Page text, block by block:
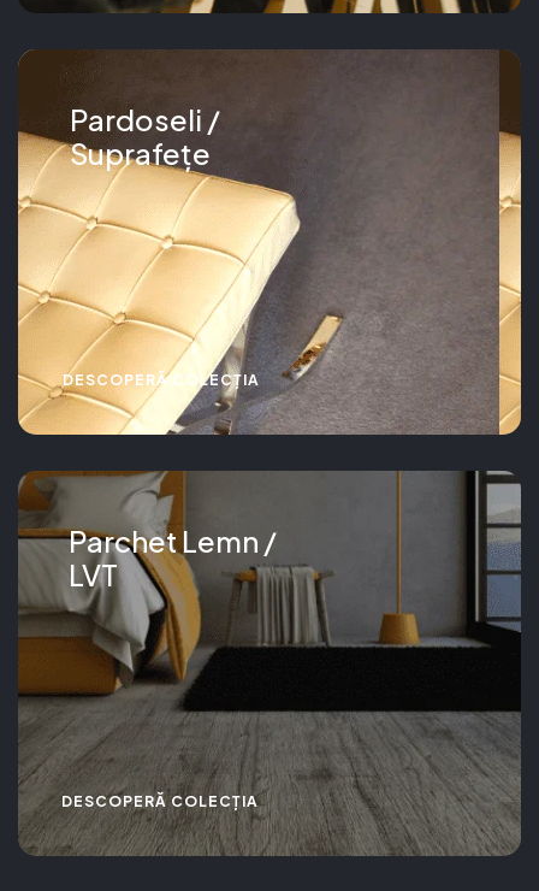
Pardoseli /
Suprafețe
DESCOPERĂ COLECȚIA
Parchet Lemn /
LVT
DESCOPERĂ COLECȚIA